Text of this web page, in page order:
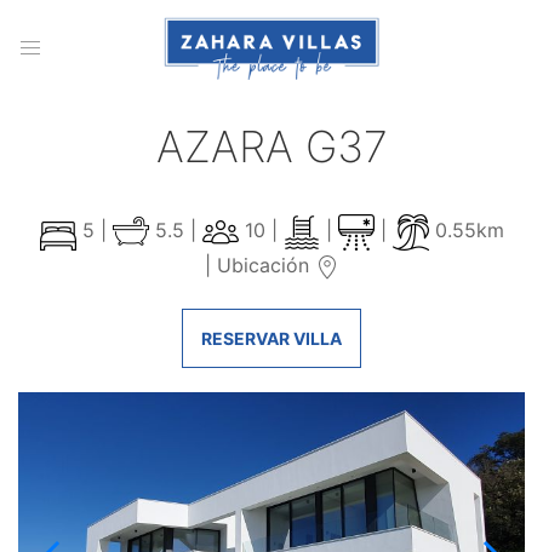
AZARA G37
5 | 5.5 | 10 | |
0.55km
Ubicación
RESERVAR VILLA